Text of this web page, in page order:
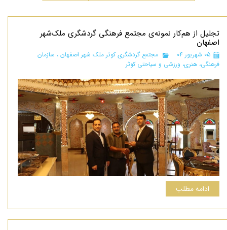
تجلیل از هم‌کار نمونه‌ی مجتمع فرهنگی گردشگری ملک‌شهر
اصفهان
۰۵ شهریور ۰۴ مجتمع گردشگری کوثر ملک شهر اصفهان ، سازمان
فرهنگی، هنری، ورزشی و سیاحتی کوثر
ادامه مطلب